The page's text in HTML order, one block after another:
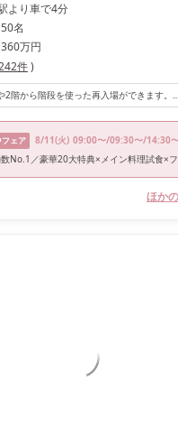
より車で4分
名
360万円
件)
中庭での写真撮影や2階から階段を使った再入場ができます。プラン全体を通してやりたいと思った事を叶えていただくことができました。
ェア 8/11(火) 09:00〜/09:30〜/14:30〜/15:00
ほか